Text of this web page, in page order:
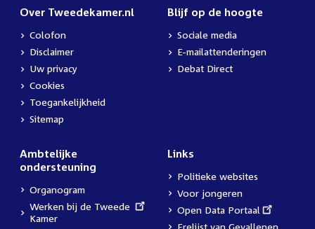
Over Tweedekamer.nl
Colofon
Disclaimer
Uw privacy
Cookies
Toegankelijkheid
Sitemap
Blijf op de hoogte
Sociale media
E-mailattenderingen
Debat Direct
Ambtelijke
ondersteuning
Organogram
External
link:
Werken bij de Tweede
Kamer
Links
Politieke websites
Voor jongeren
External
link:
Open Data Portaal
Erelijst van Gevallenen